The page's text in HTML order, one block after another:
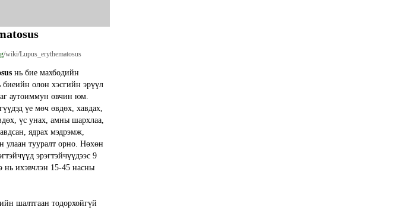
/wiki/Lupus_erythematosus
нь бие махбодийн
биеийн олон хэсгийн эрүүл
аутоиммун өвчин юм.
үе мөч өвдөх, хавдах,
үс унах, амны шархлаа,
ядрах мэдрэмж,
улаан тууралт орно. Нөхөн
эрэгтэйчүүдээс 9
нь ихэвчлэн 15‑45 насны
шалтгаан тодорхойгүй